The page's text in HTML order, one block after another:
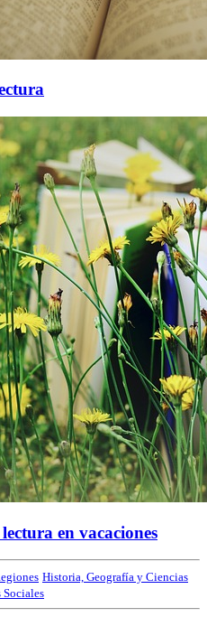
en vacaciones
Historia, Geografía y Ciencias